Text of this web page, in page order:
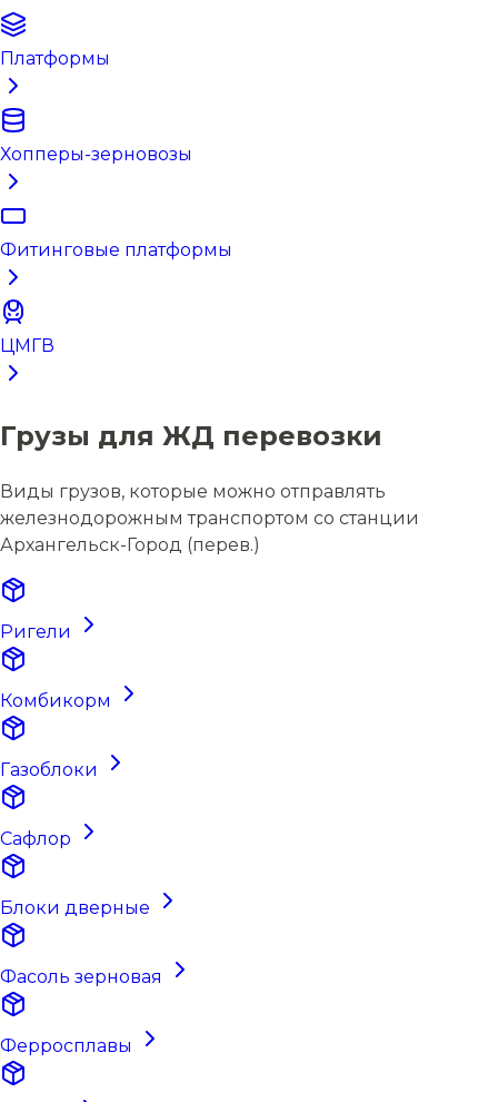
Платформы
Хопперы-зерновозы
Фитинговые платформы
ЦМГВ
Грузы для ЖД перевозки
Виды грузов, которые можно отправлять
железнодорожным транспортом со станции
Архангельск-Город (перев.)
Ригели
Комбикорм
Газоблоки
Сафлор
Блоки дверные
Фасоль зерновая
Ферросплавы